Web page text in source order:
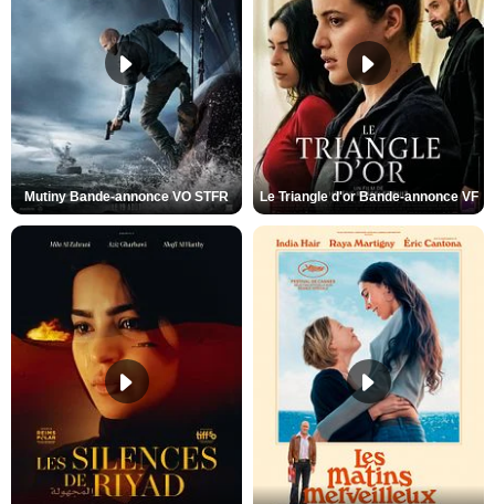
Mutiny Bande-annonce VO STFR Le Triangle d'or Bande-annonce VF